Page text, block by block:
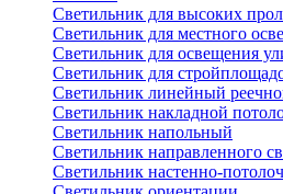
Светильник для высоких
Светильник для местного
Светильник для освещения
Светильник для
Светильник линейный
Светильник накладной
Светильник напольный
Светильник направленного
Светильник настенно-